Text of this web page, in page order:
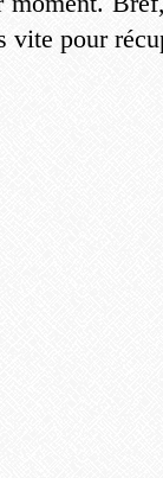
vite pour